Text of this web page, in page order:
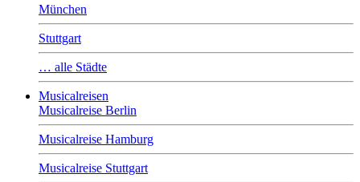
München
Stuttgart
… alle Städte
Musicalreisen
Musicalreise Berlin
Musicalreise Hamburg
Musicalreise Stuttgart